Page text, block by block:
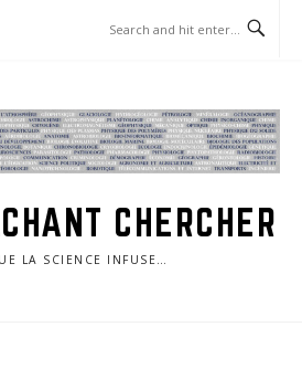
CHERCHER
LA SCIENCE INFUSE…